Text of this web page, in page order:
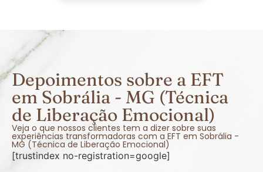
Depoimentos sobre a EFT
em Sobrália - MG (Técnica
de Liberação Emocional)
Veja o que nossos clientes tem a dizer sobre suas
experiências transformadoras com a EFT em Sobrália -
MG (Técnica de Liberação Emocional)
[trustindex no-registration=google]